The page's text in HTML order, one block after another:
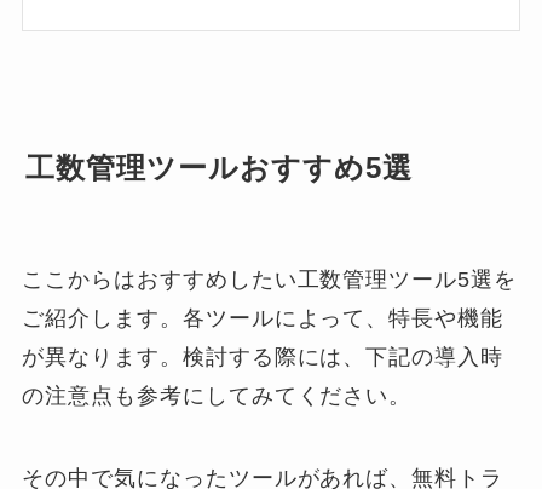
工数管理ツールおすすめ5選
ここからはおすすめしたい工数管理ツール5選を
ご紹介します。各ツールによって、特長や機能
が異なります。検討する際には、下記の導入時
の注意点も参考にしてみてください。
その中で気になったツールがあれば、無料トラ